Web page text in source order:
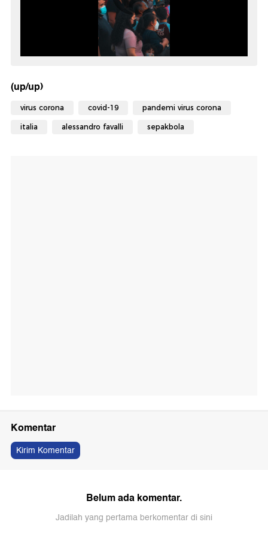
(up/up)
virus corona covid-19 pandemi virus corona
italia alessandro favalli sepakbola
Komentar
Kirim Komentar
Belum ada komentar.
Jadilah yang pertama berkomentar di sini